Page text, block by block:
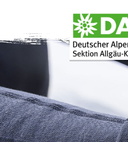
Unsere Aktiven
Unser Leitbild
Historie